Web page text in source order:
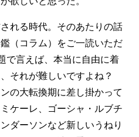
れる時代。そのあたりの話
（コラム）をご一読いただ
で言えば、本当に自由に着
それが難しいですよね？
の大転換期に差し掛かって
ケーレ、ゴーシャ・ルブチ
ダーソンなど新しいうねり